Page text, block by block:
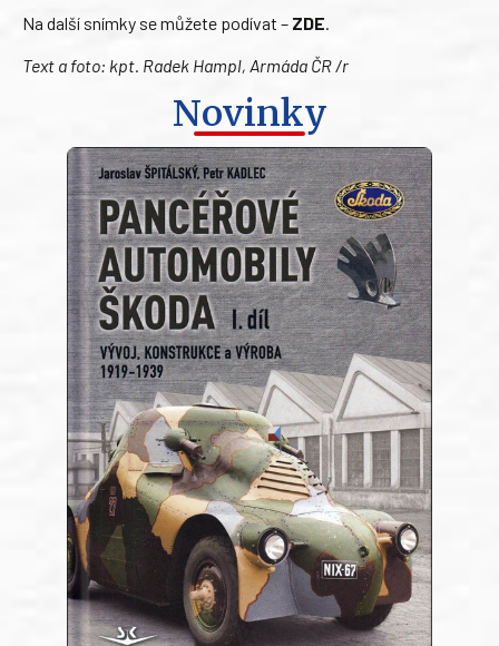
Na další snímky se můžete podívat – ZDE.
Text a foto: kpt. Radek Hampl, Armáda ČR /r
Novinky